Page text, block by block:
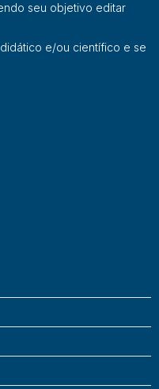
seu objetivo editar
e/ou científico e se